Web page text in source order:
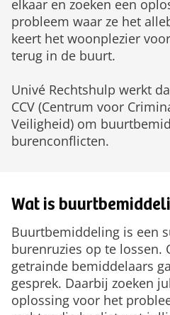
elkaar en zoeken een
probleem waar ze het
keert het woonplezier
terug in de buurt.
Univé Rechtshulp werkt
CCV (Centrum voor
Veiligheid) om
burenconflicten.
Wat is
Buurtbemiddeling is een
burenruzies op te lossen.
getrainde bemiddelaars
gesprek. Daarbij zoeken
oplossing voor het